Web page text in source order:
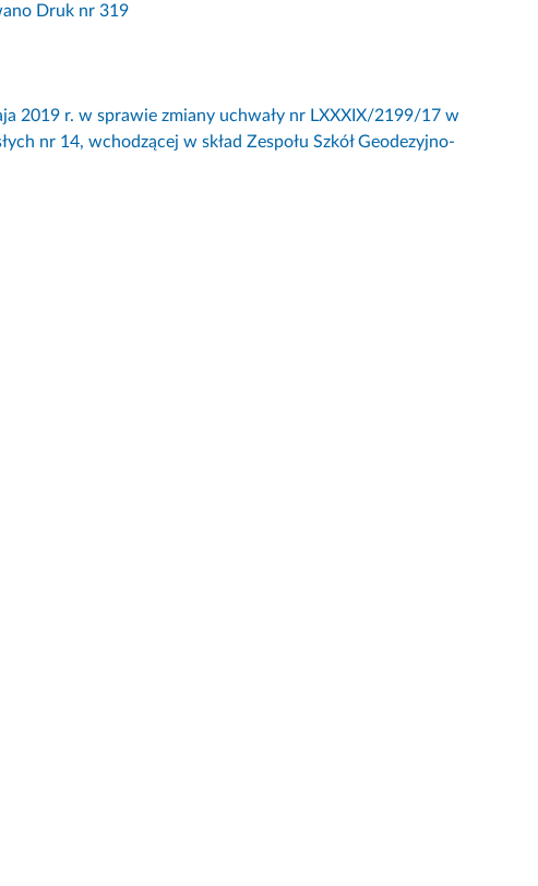
Druk nr 319
2019 r. w sprawie zmiany uchwały nr LXXXIX/2199/17 w
nr 14, wchodzącej w skład Zespołu Szkół Geodezyjno-